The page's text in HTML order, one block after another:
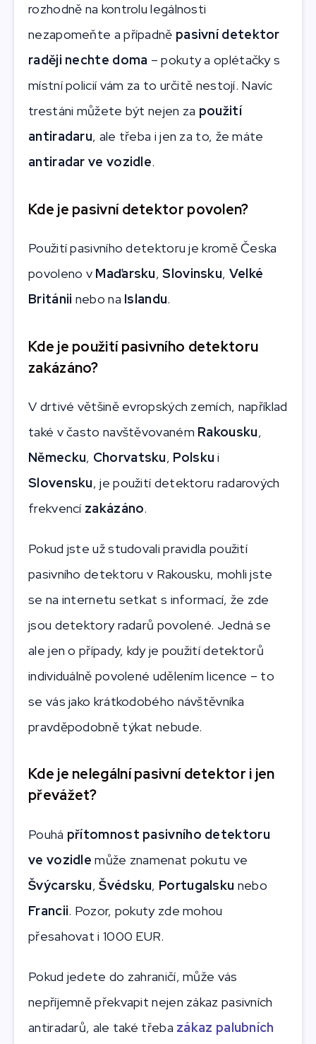
rozhodně na kontrolu legálnosti
nezapomeňte a případně pasivní detektor
raději nechte doma – pokuty a oplétačky s
místní policií vám za to určitě nestojí. Navíc
trestáni můžete být nejen za použití
antiradaru, ale třeba i jen za to, že máte
antiradar ve vozidle.
Kde je pasivní detektor povolen?
Použití pasivního detektoru je kromě Česka
povoleno v Maďarsku,Slovinsku, Velké
Británii nebo na Islandu.
Kde je použití pasivního detektoru
zakázáno?
V drtivé většině evropských zemích, například
také v často navštěvovaném Rakousku,
Německu, Chorvatsku, Polsku i
Slovensku, je použití detektoru radarových
frekvencí zakázáno.
Pokud jste už studovali pravidla použití
pasivního detektoru v Rakousku, mohli jste
se na internetu setkat s informací, že zde
jsou detektory radarů povolené. Jedná se
ale jen o případy, kdy je použití detektorů
individuálně povolené udělením licence – to
se vás jako krátkodobého návštěvníka
pravděpodobně týkat nebude.
Kde je nelegální pasivní detektor i jen
převážet?
Pouhá přítomnost pasivního detektoru
ve vozidle může znamenat pokutu ve
Švýcarsku,Švédsku, Portugalsku nebo
Francii. Pozor, pokuty zde mohou
přesahovat i 1000 EUR.
Pokud jedete do zahraničí, může vás
nepříjemně překvapit nejen zákaz pasivních
antiradarů, ale také třeba zákaz palubních